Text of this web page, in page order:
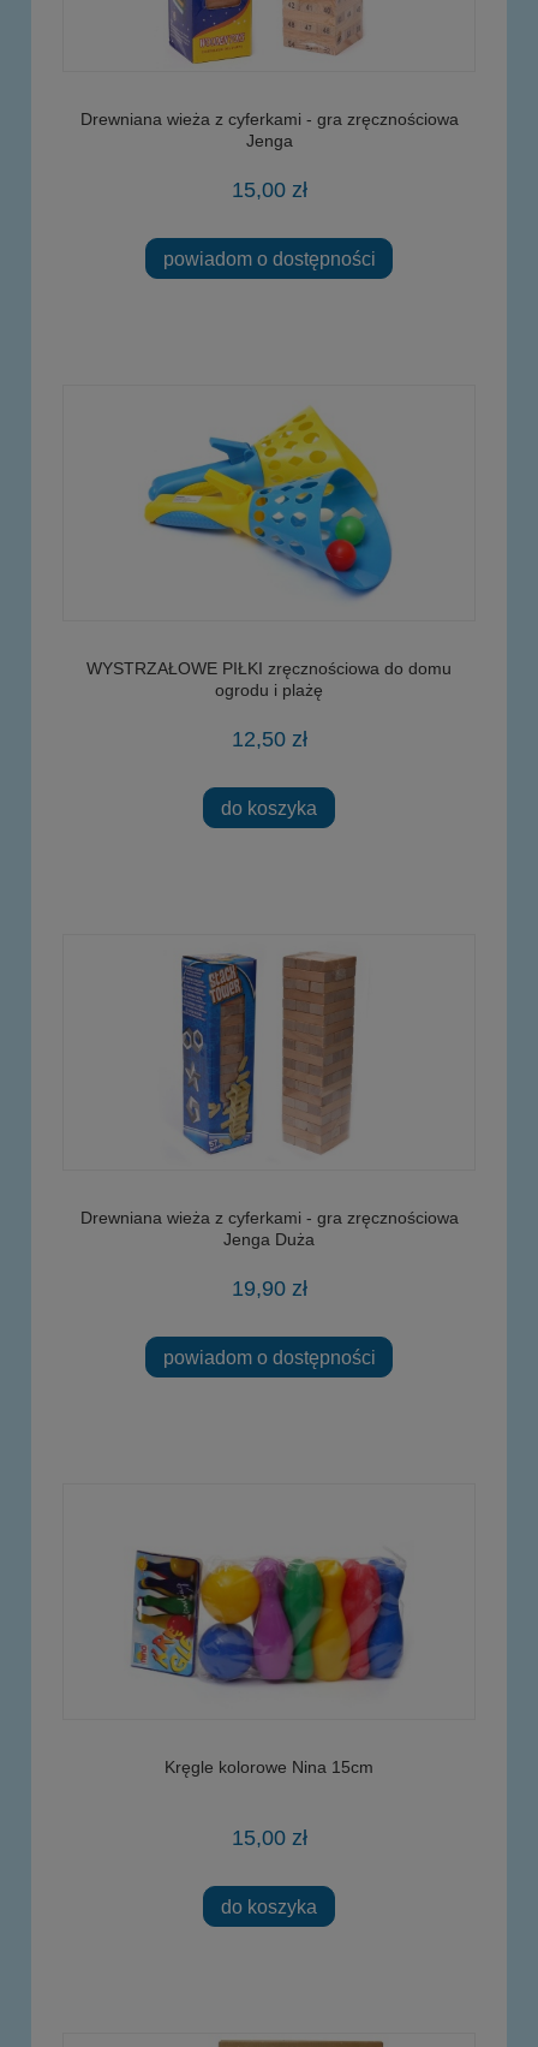
Drewniana wieża z cyferkami - gra zręcznościowa
Jenga
15,00 zł
powiadom o dostępności
WYSTRZAŁOWE PIŁKI zręcznościowa do domu
ogrodu i plażę
12,50 zł
do koszyka
Drewniana wieża z cyferkami - gra zręcznościowa
Jenga Duża
19,90 zł
powiadom o dostępności
Kręgle kolorowe Nina 15cm
15,00 zł
do koszyka